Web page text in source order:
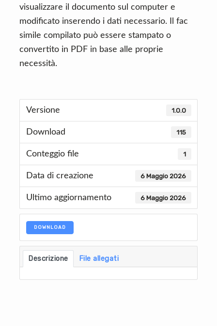
visualizzare il documento sul computer e
modificato inserendo i dati necessario. Il fac
simile compilato può essere stampato o
convertito in PDF in base alle proprie
necessità.
Versione 1.0.0
Download 115
Conteggio file 1
Data di creazione 6 Maggio 2026
Ultimo aggiornamento 6 Maggio 2026
DOWNLOAD
Descrizione File allegati